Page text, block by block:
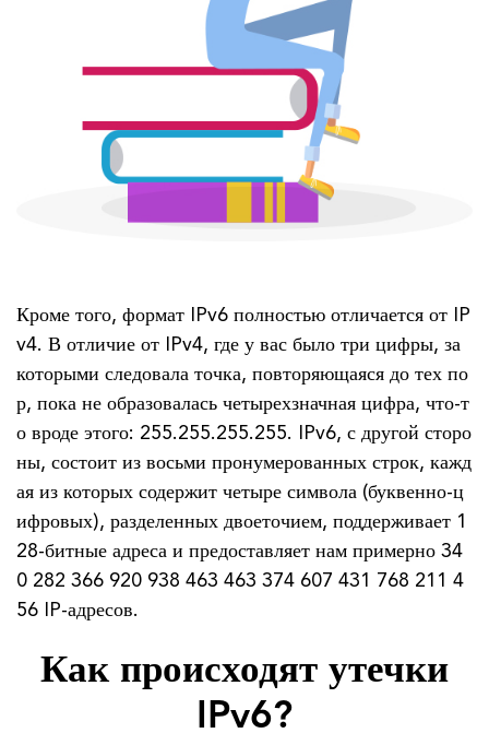
Кроме того, формат IPv6 полностью отличается от IP
v4. В отличие от IPv4, где у вас было три цифры, за
которыми следовала точка, повторяющаяся до тех по
р, пока не образовалась четырехзначная цифра, что-т
о вроде этого: 255.255.255.255. IPv6, с другой сторо
ны, состоит из восьми пронумерованных строк, кажд
ая из которых содержит четыре символа (буквенно-ц
ифровых), разделенных двоеточием, поддерживает 1
28-битные адреса и предоставляет нам примерно 34
0 282 366 920 938 463 463 374 607 431 768 211 4
56 IP-адресов.
Как происходят утечки
IPv6?